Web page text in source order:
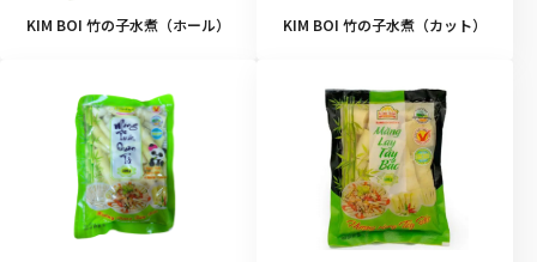
KIM BOI 竹の子水煮（ホール） KIM BOI 竹の子水煮（カット）